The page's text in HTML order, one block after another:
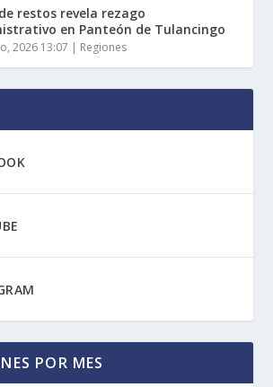
restos revela rezago
en Panteón de Tulancingo
2026 13:07 | Regiones
POR MES